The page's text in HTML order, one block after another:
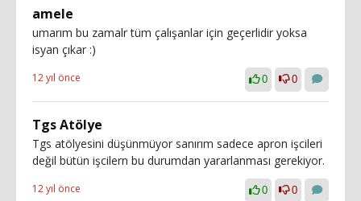
amele
umarım bu zamalr tüm çalışanlar için geçerlidir yoksa
isyan çıkar :)
12 yıl önce 0 0
Tgs Atölye
Tgs atölyesini düşünmüyor sanırım sadece apron işcileri
değil bütün işcilern bu durumdan yararlanması gerekiyor.
12 yıl önce 0 0